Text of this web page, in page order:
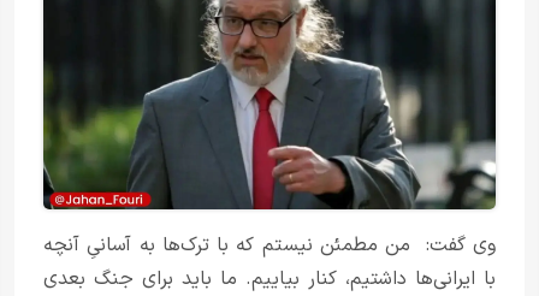
وی گفت: من مطمئن نیستم که با ترک‌ها به آسانیِ آنچه
با ایرانی‌ها داشتیم، کنار بیاییم. ما باید برای جنگ بعدی